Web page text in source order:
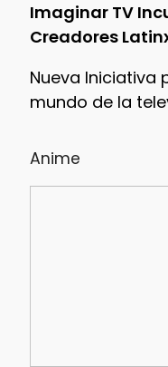
Imaginar TV
Creadores
Nueva Iniciativa
mundo de la
Anime